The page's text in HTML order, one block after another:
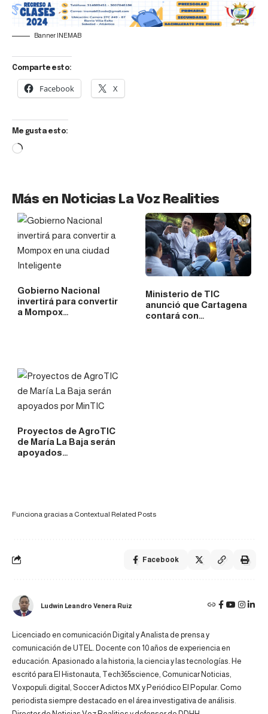
Banner INEMAB
Comparte esto:
Facebook X
Me gusta esto:
Más en Noticias La Voz Realities
Gobierno Nacional
invertirá para convertir
a Mompox…
Ministerio de TIC
anunció que Cartagena
contará con…
Proyectos de AgroTIC
de María La Baja serán
apoyados…
Funciona gracias a Contextual Related Posts
Facebook
Ludwin Leandro Venera Ruiz
Licenciado en comunicación Digital y Analista de prensa y
comunicación de UTEL. Docente con 10 años de experiencia en
educación. Apasionado a la historia, la ciencia y las tecnologías. He
escritó para El Histonauta, Tech365science, Comunicar Noticias,
Voxpopuli.digital, Soccer Adictos MX y Periódico El Popular. Como
periodista siempre destacado en el área investigativa de análisis.